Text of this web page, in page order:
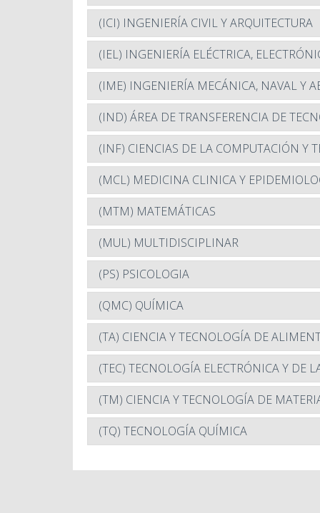
(ICI) INGENIERÍA CIVIL Y ARQUITECTURA
(IEL) INGENIERÍA ELÉCTRICA,
(IME) INGENIERÍA MECÁNICA, NAVAL Y
(IND) ÁREA DE TRANSFERENCIA DE
(INF) CIENCIAS DE LA COMPUTACIÓN Y
(MCL) MEDICINA CLINICA Y
(MTM) MATEMÁTICAS
(MUL) MULTIDISCIPLINAR
(PS) PSICOLOGIA
(QMC) QUÍMICA
(TA) CIENCIA Y TECNOLOGÍA DE
(TEC) TECNOLOGÍA ELECTRÓNICA Y DE
(TM) CIENCIA Y TECNOLOGÍA DE
(TQ) TECNOLOGÍA QUÍMICA